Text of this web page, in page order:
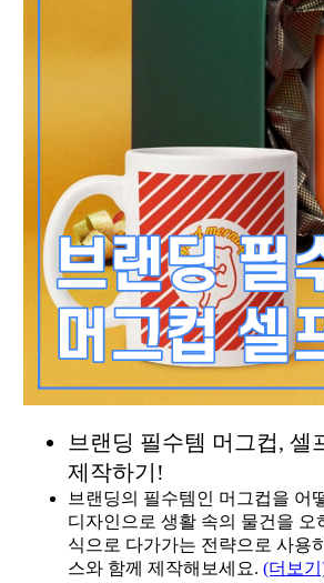
브랜딩 필수템 머그컵, 셀
제작하기!
브랜딩의 필수템인 머그컵을 어
디자인으로 생활 속의 물건을 오
식으로 다가가는 전략으로 사용
스와 함께 제작해보세요. (더보